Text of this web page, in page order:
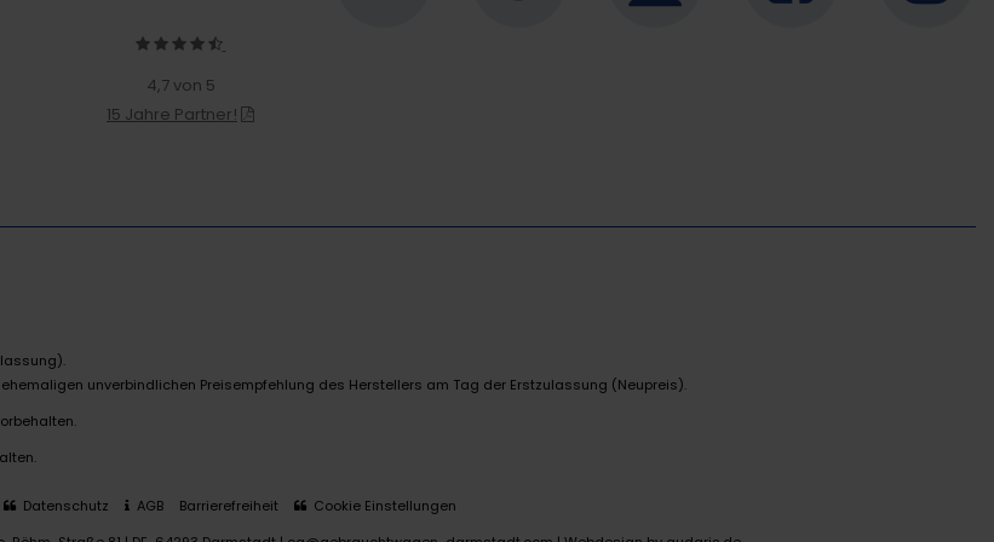
4,7 von 5
15 Jahre Partner!
unverbindlichen Preisempfehlung des Herstellers am Tag der Erstzulassung (Neupreis).
Datenschutz AGB Barrierefreiheit
Cookie Einstellungen